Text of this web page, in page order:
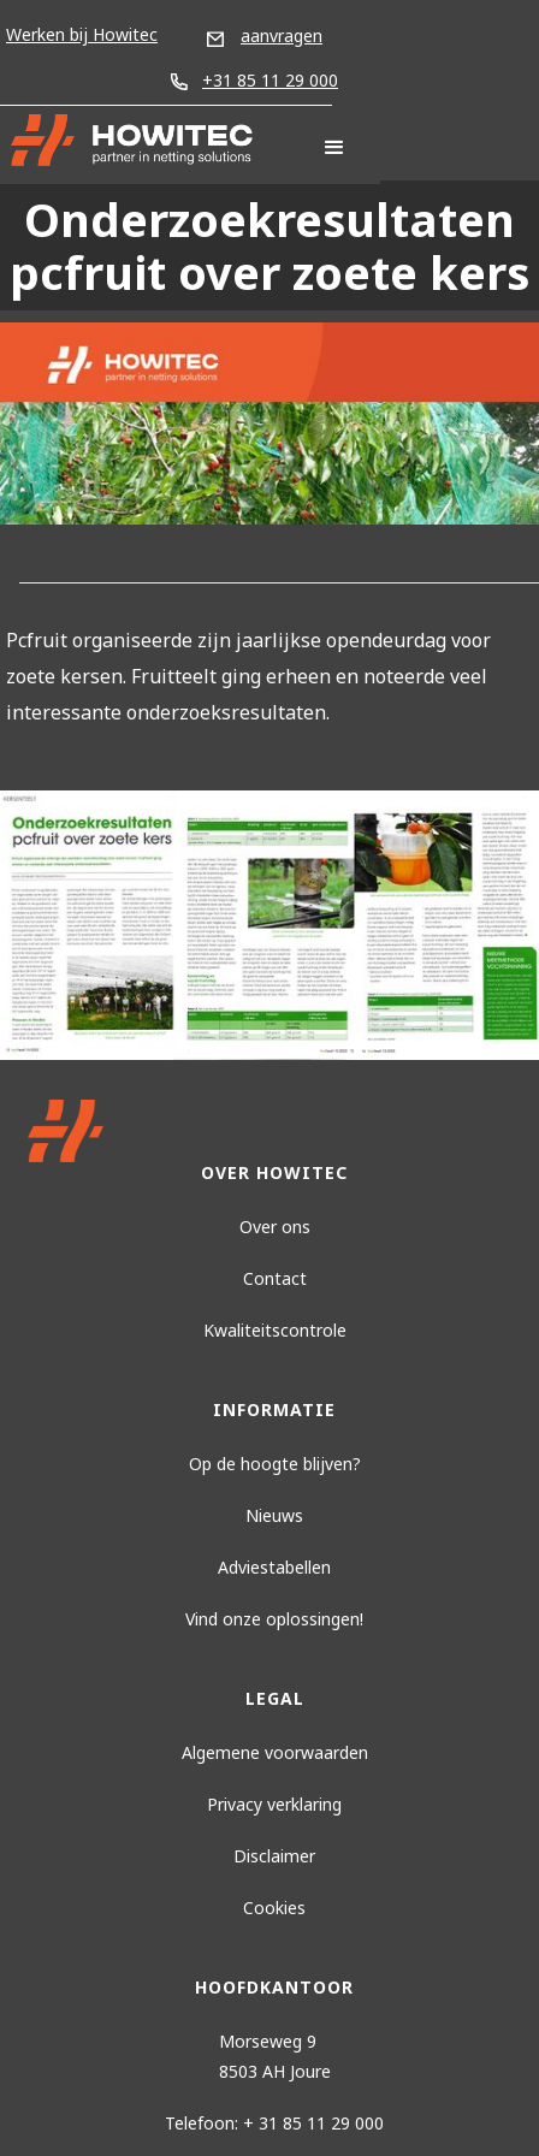
Werken bij Howitec
aanvragen
+31 85 11 29 000
Onderzoekresultaten
pcfruit over zoete kers
Pcfruit organiseerde zijn jaarlijkse opendeurdag voor
zoete kersen. Fruitteelt ging erheen en noteerde veel
interessante onderzoeksresultaten.
OVER HOWITEC
Over ons
Contact
Kwaliteitscontrole
INFORMATIE
Op de hoogte blijven?
Nieuws
Adviestabellen
Vind onze oplossingen!
LEGAL
Algemene voorwaarden
Privacy verklaring
Disclaimer
Cookies
HOOFDKANTOOR
Morseweg 9
8503 AH Joure
Telefoon: + 31 85 11 29 000